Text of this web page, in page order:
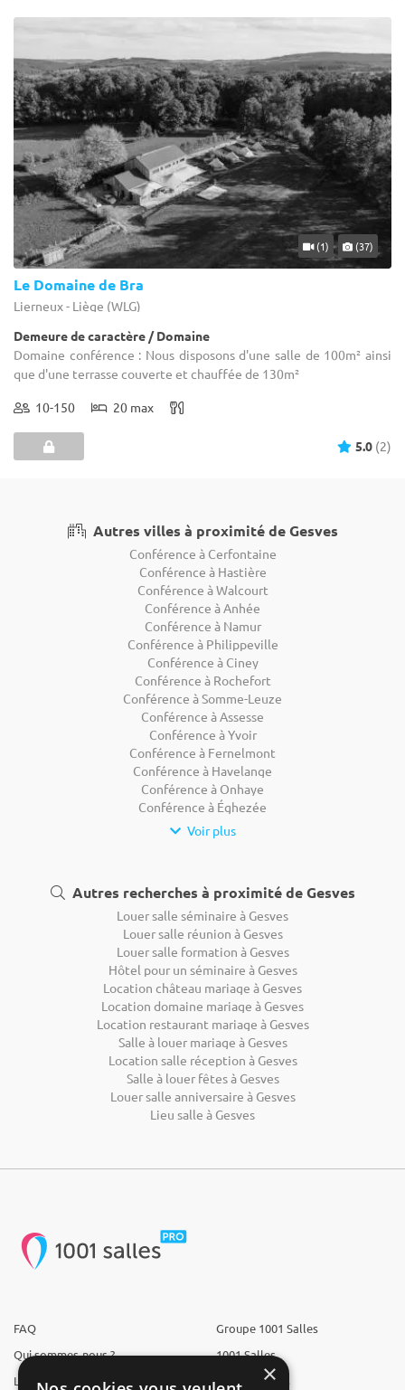
(1) (37)
Le Domaine de Bra
Lierneux - Liège (WLG)
Demeure de caractère / Domaine
Domaine conférence : Nous disposons d'une salle de 100m² ainsi
que d'une terrasse couverte et chauffée de 130m²
10-150 20 max
5.0 (2)
Autres villes à proximité de Gesves
Conférence à Cerfontaine
Conférence à Hastière
Conférence à Walcourt
Conférence à Anhée
Conférence à Namur
Conférence à Philippeville
Conférence à Ciney
Conférence à Rochefort
Conférence à Somme-Leuze
Conférence à Assesse
Conférence à Yvoir
Conférence à Fernelmont
Conférence à Havelange
Conférence à Onhaye
Conférence à Éghezée
Voir plus
Autres recherches à proximité de Gesves
Louer salle séminaire à Gesves
Louer salle réunion à Gesves
Louer salle formation à Gesves
Hôtel pour un séminaire à Gesves
Location château mariage à Gesves
Location domaine mariage à Gesves
Location restaurant mariage à Gesves
Salle à louer mariage à Gesves
Location salle réception à Gesves
Salle à louer fêtes à Gesves
Louer salle anniversaire à Gesves
Lieu salle à Gesves
FAQ
Qui sommes-nous ?
L'équipe
Groupe 1001 Salles
1001 Salles
1001 Traiteurs
×